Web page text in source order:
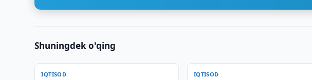
Shuningdek o'qing
IQTISOD IQTISOD